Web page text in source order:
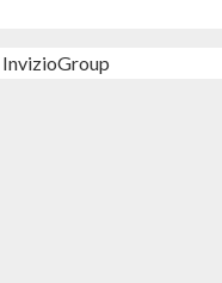
InvizioGroup